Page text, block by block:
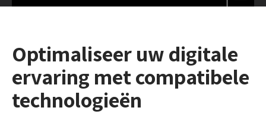
Optimaliseer uw digitale
ervaring met compatibele
technologieën